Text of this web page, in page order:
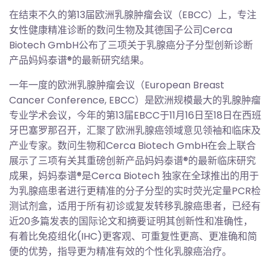
在结束不久的第13届欧洲乳腺肿瘤会议（EBCC）上，专注
女性健康精准诊断的数问生物及其德国子公司Cerca
Biotech GmbH公布了三项关于乳腺癌分子分型创新诊断
产品妈妈泰谱®的最新研究结果。
一年一度的欧洲乳腺肿瘤会议（European Breast
Cancer Conference, EBCC）是欧洲规模最大的乳腺肿瘤
专业学术会议，今年的第13届EBCC于11月16日至18日在西班
牙巴塞罗那召开，汇聚了欧洲乳腺癌领域意见领袖和临床及
产业专家。数问生物和Cerca Biotech GmbH在会上联合
展示了三项有关其重磅创新产品妈妈泰谱®的最新临床研究
成果，妈妈泰谱®是Cerca Biotech 独家在全球推出的用于
为乳腺癌患者进行更精准的分子分型的实时荧光定量PCR检
测试剂盒，适用于所有初诊或复发转移乳腺癌患者，已经有
近20多篇发表的国际论文和摘要证明其创新性和准确性，
有着比免疫组化(IHC)更客观、可重复性更高、更准确和简
便的优势，指导更为精准有效的个性化乳腺癌治疗。